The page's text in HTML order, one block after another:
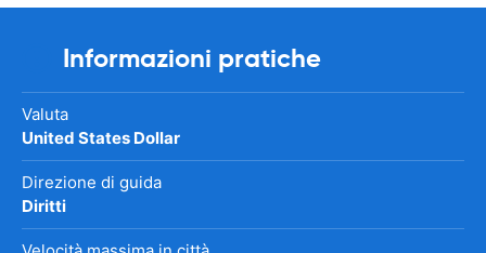
Informazioni pratiche
Valuta
United States Dollar
Direzione di guida
Diritti